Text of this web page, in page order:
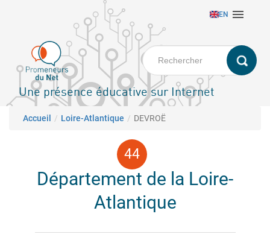
principal
EN 
Une présence éducative sur Internet
Fil d'Ariane
Accueil Loire-Atlantique DEVROË
Département de la Loire-
Atlantique